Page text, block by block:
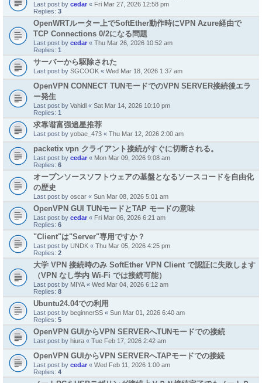
Last post by cedar « Fri Mar 27, 2026 12:58 pm
Replies: 3
OpenWRTルーター上でSoftEther動作時にVPN Azure経由で
TCP Connections 0/2になる問題
Last post by cedar « Thu Mar 26, 2026 10:52 am
Replies: 1
サーバーから駆除された
Last post by SGCOOK « Wed Mar 18, 2026 1:37 am
OpenVPN CONNECT TUNモードでのVPN SERVER接続後エラ
ー発生
Last post by Vahidl « Sat Mar 14, 2026 10:10 pm
Replies: 1
求靠谱富强追星推荐
Last post by yobae_473 « Thu Mar 12, 2026 2:00 am
packetix vpn クライアント接続がすぐに切断される。
Last post by cedar « Mon Mar 09, 2026 9:08 am
Replies: 6
オープンソースソフトウェアの基盤となるソースコードを自由化
の歴史
Last post by oscar « Sun Mar 08, 2026 5:01 am
OpenVPN GUI TUNモードとTAP モードの意味
Last post by cedar « Fri Mar 06, 2026 6:21 am
Replies: 6
"Client"は"Server"専用ですか？
Last post by UNDK « Thu Mar 05, 2026 4:25 pm
Replies: 2
大学 VPN 接続時のみ SoftEther VPN Client で認証に失敗します
（VPN なし学内 Wi-Fi では接続可能）
Last post by MIYA « Wed Mar 04, 2026 6:12 am
Replies: 8
Ubuntu24.04での利用
Last post by beginnerSS « Sun Mar 01, 2026 6:40 am
Replies: 5
OpenVPN GUIからVPN SERVERへTUNモードでの接続
Last post by hiura « Tue Feb 17, 2026 2:42 am
OpenVPN GUIからVPN SERVERへTAPモードでの接続
Last post by cedar « Wed Feb 11, 2026 1:00 am
Replies: 4